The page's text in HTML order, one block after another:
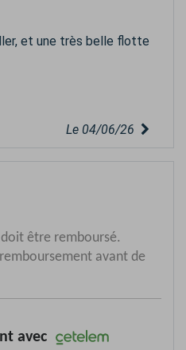
et une très belle flotte
Le 04/06/26